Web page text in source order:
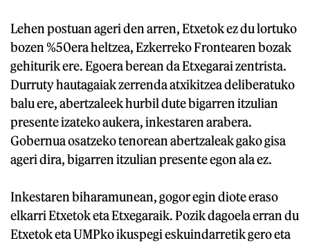
Lehen postuan ageri den arren, Etxetok ez du lortuko
bozen %50era heltzea, Ezkerreko Frontearen bozak
gehiturik ere. Egoera berean da Etxegarai zentrista.
Durruty hautagaiak zerrenda atxikitzea deliberatuko
balu ere, abertzaleek hurbil dute bigarren itzulian
presente izateko aukera, inkestaren arabera.
Gobernua osatzeko tenorean abertzaleak gako gisa
ageri dira, bigarren itzulian presente egon ala ez.
Inkestaren biharamunean, gogor egin diote eraso
elkarri Etxetok eta Etxegaraik. Pozik dagoela erran du
Etxetok eta UMPko ikuspegi eskuindarretik gero eta